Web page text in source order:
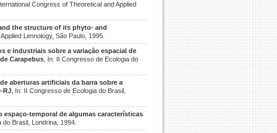
Congress of Theoretical and Applied
the structure of its phyto- and
Limnology, São Paulo, 1995.
e industriais sobre a variação espacial de
Carapebus , In: II Congresso de Ecologia do
aberturas artificiais da barra sobre a
RJ , In: II Congresso de Ecologia do Brasil,
espaço-temporal de algumas características
do Brasil, Londrina, 1994.